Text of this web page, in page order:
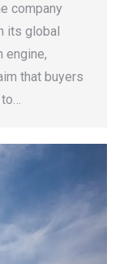
company
its global
engine,
that buyers